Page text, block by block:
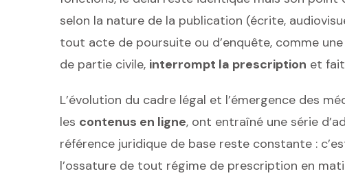
selon la nature de la publication (écrite,
tout acte de poursuite ou d’enquête, comme
de partie civile, interrompt la prescription et
L’évolution du cadre légal et l’émergence des
les contenus en ligne, ont entraîné une série
référence juridique de base reste constante :
l’ossature de tout régime de prescription en